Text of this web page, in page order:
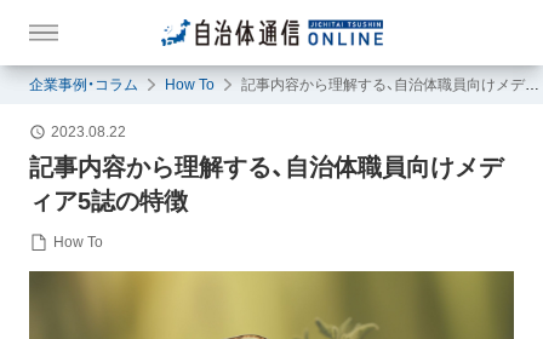
企業事例・コラム How To 記事内容から理解する、自治体職員向けメディア5誌の特徴
2023.08.22
記事内容から理解する、自治体職員向けメデ
ィア5誌の特徴
How To